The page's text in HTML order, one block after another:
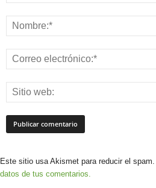
Este sitio usa Akismet para reducir el spam.
datos de tus comentarios.